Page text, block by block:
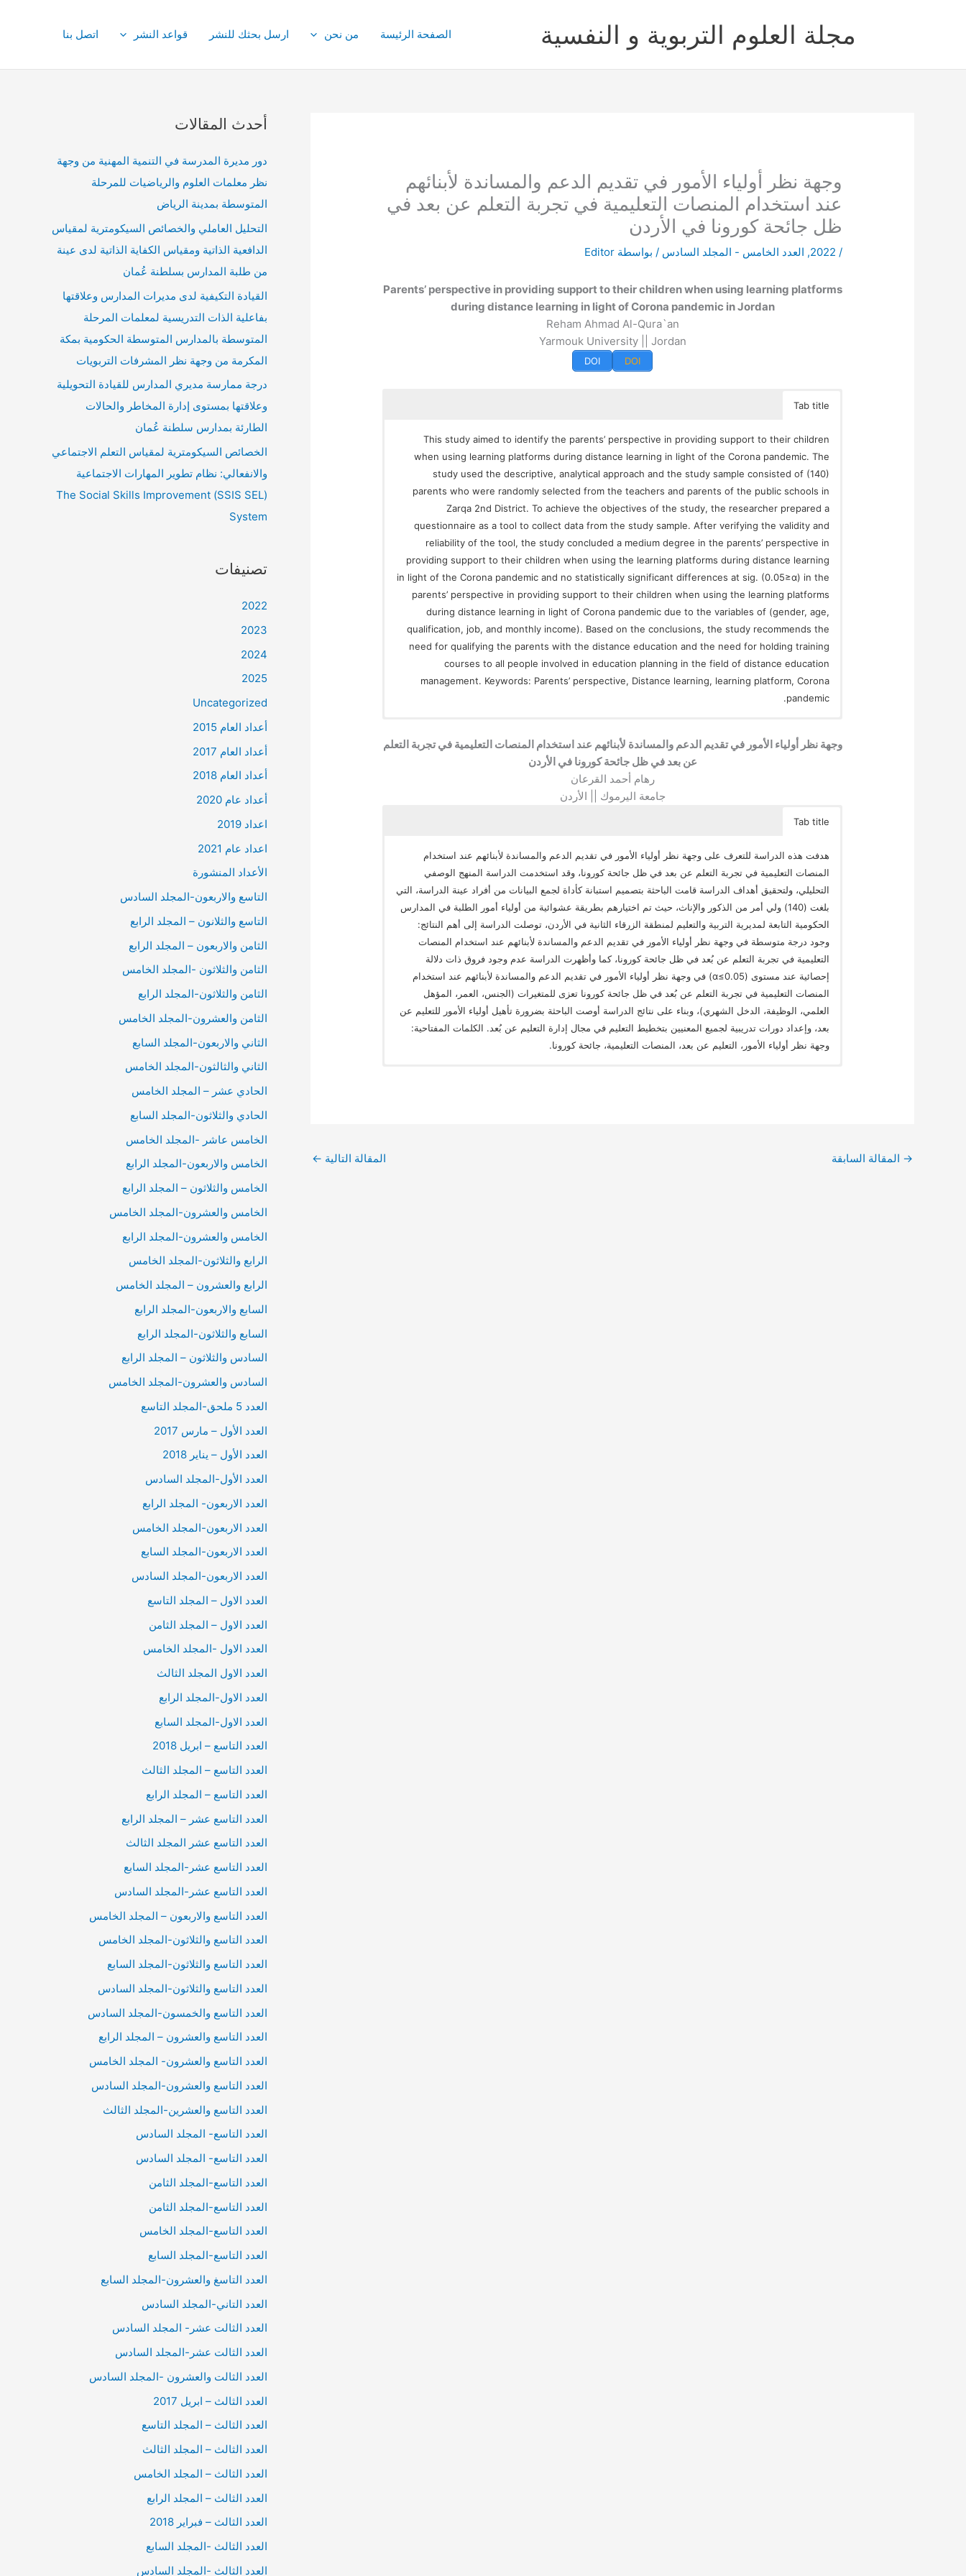
مجلة العلوم التربوية و النفسية الصفحة الرئيسة من نحن ارسل بحثك للنشر قواعد النشر اتصل بنا
وجهة نظر أولياء الأمور في تقديم الدعم والمساندة لأبنائهم
عند استخدام المنصات التعليمية في تجربة التعلم عن بعد في
ظل جائحة كورونا في الأردن
/
2022
, العدد الخامس - المجلد السادس / بواسطة Editor
Parents’ perspective in providing support to their children when using learning platforms
during distance learning in light of Corona pandemic in Jordan
Reham Ahmad Al-Qura`an
Yarmouk University || Jordan
DOI
DOI
Tab title
This study aimed to identify the parents’ perspective in providing support to their children
when using learning platforms during distance learning in light of the Corona pandemic. The
study used the descriptive, analytical approach and the study sample consisted of (140)
parents who were randomly selected from the teachers and parents of the public schools in
Zarqa 2nd District. To achieve the objectives of the study, the researcher prepared a
questionnaire as a tool to collect data from the study sample. After verifying the validity and
reliability of the tool, the study concluded a medium degree in the parents’ perspective in
providing support to their children when using the learning platforms during distance learning
in light of the Corona pandemic and no statistically significant differences at sig. (0.05≥α) in the
parents’ perspective in providing support to their children when using the learning platforms
during distance learning in light of Corona pandemic due to the variables of (gender, age,
qualification, job, and monthly income). Based on the conclusions, the study recommends the
need for qualifying the parents with the distance education and the need for holding training
courses to all people involved in education planning in the field of distance education
management. Keywords: Parents’ perspective, Distance learning, learning platform, Corona
pandemic.
وجهة نظر أولياء الأمور في تقديم الدعم والمساندة لأبنائهم عند استخدام المنصات التعليمية في تجربة التعلم
عن بعد في ظل جائحة كورونا في الأردن
رهام أحمد القرعان
جامعة اليرموك || الأردن
Tab title
هدفت هذه الدراسة للتعرف على وجهة نظر أولياء الأمور في تقديم الدعم والمساندة لأبنائهم عند استخدام
المنصات التعليمية في تجربة التعلم عن بعد في ظل جائحة كورونا، وقد استخدمت الدراسة المنهج الوصفي
التحليلي، ولتحقيق أهداف الدراسة قامت الباحثة بتصميم استبانة كأداة لجمع البيانات من أفراد عينة الدراسة، التي
بلغت (140) ولي أمر من الذكور والإناث، حيث تم اختيارهم بطريقة عشوائية من أولياء أمور الطلبة في المدارس
الحكومية التابعة لمديرية التربية والتعليم لمنطقة الزرقاء الثانية في الأردن، توصلت الدراسة إلى أهم النتائج:
وجود درجة متوسطة في وجهة نظر أولياء الأمور في تقديم الدعم والمساندة لأبنائهم عند استخدام المنصات
التعليمية في تجربة التعلم عن بُعد في ظل جائحة كورونا، كما وأظهرت الدراسة عدم وجود فروق ذات دلالة
إحصائية عند مستوى (0.05≥α) في وجهة نظر أولياء الأمور في تقديم الدعم والمساندة لأبنائهم عند استخدام
المنصات التعليمية في تجربة التعلم عن بُعد في ظل جائحة كورونا تعزى للمتغيرات (الجنس، العمر، المؤهل
العلمي، الوظيفة، الدخل الشهري)، وبناء على نتائج الدراسة أوصت الباحثة بضرورة تأهيل أولياء الأمور للتعليم عن
بعد، وإعداد دورات تدريبية لجميع المعنيين بتخطيط التعليم في مجال إدارة التعليم عن بُعد. الكلمات المفتاحية:
وجهة نظر أولياء الأمور، التعليم عن بعد، المنصات التعليمية، جائحة كورونا.
→ المقالة السابقة المقالة التالية ←
أحدث المقالات
دور مديرة المدرسة في التنمية المهنية من وجهة
نظر معلمات العلوم والرياضيات للمرحلة
المتوسطة بمدينة الرياض
التحليل العاملي والخصائص السيكومترية لمقياس
الدافعية الذاتية ومقياس الكفاية الذاتية لدى عينة
من طلبة المدارس بسلطنة عُمان
القيادة التكيفية لدى مديرات المدارس وعلاقتها
بفاعلية الذات التدريسية لمعلمات المرحلة
المتوسطة بالمدارس المتوسطة الحكومية بمكة
المكرمة من وجهة نظر المشرفات التربويات
درجة ممارسة مديري المدارس للقيادة التحويلية
وعلاقتها بمستوى إدارة المخاطر والحالات
الطارئة بمدارس سلطنة عُمان
الخصائص السيكومترية لمقياس التعلم الاجتماعي
والانفعالي: نظام تطوير المهارات الاجتماعية
(SSIS SEL) The Social Skills Improvement
System
تصنيفات
2022
2023
2024
2025
Uncategorized
أعداد العام 2015
أعداد العام 2017
أعداد العام 2018
أعداد عام 2020
اعداد 2019
اعداد عام 2021
الأعداد المنشورة
التاسع والاربعون-المجلد السادس
التاسع والثلانون – المجلد الرابع
الثامن والاربعون – المجلد الرابع
الثامن والثلاثون -المجلد الخامس
الثامن والثلاثون-المجلد الرابع
الثامن والعشرون-المجلد الخامس
الثاني والاربعون-المجلد السابع
الثاني والثالثون-المجلد الخامس
الحادي عشر – المجلد الخامس
الحادي والثلاثون-المجلد السابع
الخامس عاشر -المجلد الخامس
الخامس والاربعون-المجلد الرابع
الخامس والثلاثون – المجلد الرابع
الخامس والعشرون-المجلد الخامس
الخامس والعشرون-المجلد الرابع
الرابع والثلاثون-المجلد الخامس
الرابع والعشرون – المجلد الخامس
السابع والاربعون-المجلد الرابع
السابع والثلاثون-المجلد الرابع
السادس والثلاثون – المجلد الرابع
السادس والعشرون-المجلد الخامس
العدد 5 ملحق-المجلد التاسع
العدد الأول – مارس 2017
العدد الأول – يناير 2018
العدد الأول-المجلد السادس
العدد الاربعون- المجلد الرابع
العدد الاربعون-المجلد الخامس
العدد الاربعون-المجلد السابع
العدد الاربعون-المجلد السادس
العدد الاول – المجلد التاسع
العدد الاول – المجلد الثامن
العدد الاول -المجلد الخامس
العدد الاول المجلد الثالث
العدد الاول-المجلد الرابع
العدد الاول-المجلد السابع
العدد التاسع – ابريل 2018
العدد التاسع – المجلد الثالث
العدد التاسع – المجلد الرابع
العدد التاسع عشر – المجلد الرابع
العدد التاسع عشر المجلد الثالث
العدد التاسع عشر-المجلد السابع
العدد التاسع عشر-المجلد السادس
العدد التاسع والاربعون – المجلد الخامس
العدد التاسع والثلاثون-المجلد الخامس
العدد التاسع والثلاثون-المجلد السابع
العدد التاسع والثلاثون-المجلد السادس
العدد التاسع والخمسون-المجلد السادس
العدد التاسع والعشرون – المجلد الرابع
العدد التاسع والعشرون- المجلد الخامس
العدد التاسع والعشرون-المجلد السادس
العدد التاسع والعشرين-المجلد الثالث
العدد التاسع- المجلد السادس
العدد التاسع- المجلد السادس
العدد التاسع-المجلد الثامن
العدد التاسع-المجلد الثامن
العدد التاسع-المجلد الخامس
العدد التاسع-المجلد السابع
العدد التاسغ والعشرون-المجلد السابع
العدد التاني-المجلد السادس
العدد الثالت عشر- المجلد السادس
العدد الثالت عشر-المجلد السادس
العدد الثالت والعشرون -المجلد السادس
العدد الثالث – ابريل 2017
العدد الثالث – المجلد التاسع
العدد الثالث – المجلد الثالث
العدد الثالث – المجلد الخامس
العدد الثالث – المجلد الرابع
العدد الثالث – فبراير 2018
العدد الثالث -المجلد السابع
العدد الثالث -المجلد السادس